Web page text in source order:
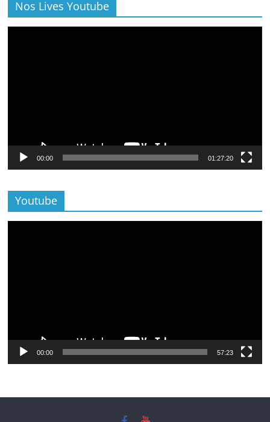
Nos Lives Youtube
00:00 01:27:20
Youtube
00:00 57:23